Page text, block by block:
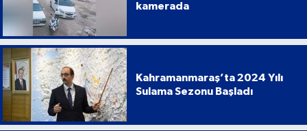
kamerada
Kahramanmaraş’ta 2024 Yılı
Sulama Sezonu Başladı